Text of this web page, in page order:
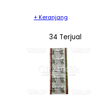
+ Keranjang
34 Terjual